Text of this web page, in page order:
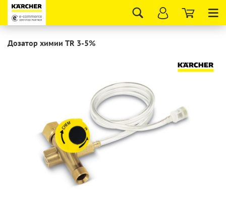
Дозатор химии TR 3-5%